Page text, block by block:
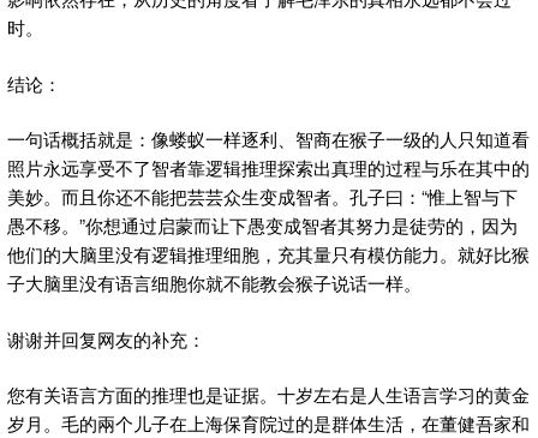
时。
结论：
一句话概括就是：像蝼蚁一样逐利、智商在猴子一级的人只知道看
照片永远享受不了智者靠逻辑推理探索出真理的过程与乐在其中的
美妙。而且你还不能把芸芸众生变成智者。孔子曰：“惟上智与下
愚不移。”你想通过启蒙而让下愚变成智者其努力是徒劳的，因为
他们的大脑里没有逻辑推理细胞，充其量只有模仿能力。就好比猴
子大脑里没有语言细胞你就不能教会猴子说话一样。
谢谢并回复网友的补充：
您有关语言方面的推理也是证据。十岁左右是人生语言学习的黄金
岁月。毛的兩个儿子在上海保育院过的是群体生活，在董健吾家和